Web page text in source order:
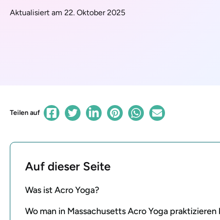
Aktualisiert am 22. Oktober 2025
Teilen auf
Auf dieser Seite
Was ist Acro Yoga?
Wo man in Massachusetts Acro Yoga praktizieren